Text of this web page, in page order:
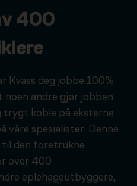
400
Kvass deg jobbe 100%
andre gjør jobben
trygt koble på eksterne
våre spesialister. Denne
til den foretrukne
over 400
eplehageutbyggere,